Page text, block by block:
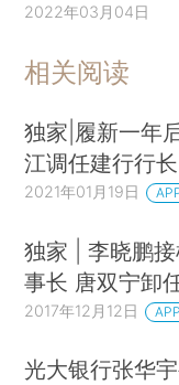
2022年03月04日
相关阅读
独家|履新一年
江调任建行行长
2021年01月19日
独家 | 李晓鹏
事长 唐双宁卸
2017年12月12日
光大银行张华